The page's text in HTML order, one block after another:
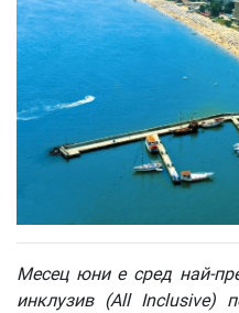
Месец юни е сред най-
инклузив(All Inclusive)